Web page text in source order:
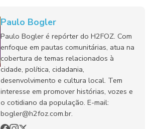
Paulo Bogler
Paulo Bogler é repórter do H2FOZ. Com
enfoque em pautas comunitárias, atua na
cobertura de temas relacionados à
cidade, política, cidadania,
desenvolvimento e cultura local. Tem
interesse em promover histórias, vozes e
o cotidiano da população. E-mail:
bogler@h2foz.com.br.